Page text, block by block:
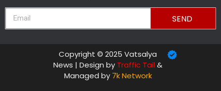
SEND
Copyright © 2025 Vatsalya
News | Design by Traffic Tail&
Managed by 7k Network